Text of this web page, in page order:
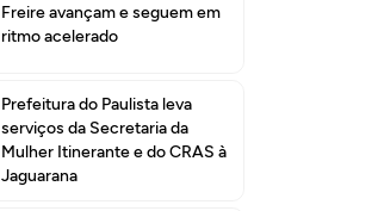
Freire avançam e seguem em
ritmo acelerado
Prefeitura do Paulista leva
serviços da Secretaria da
Mulher Itinerante e do CRAS à
Jaguarana